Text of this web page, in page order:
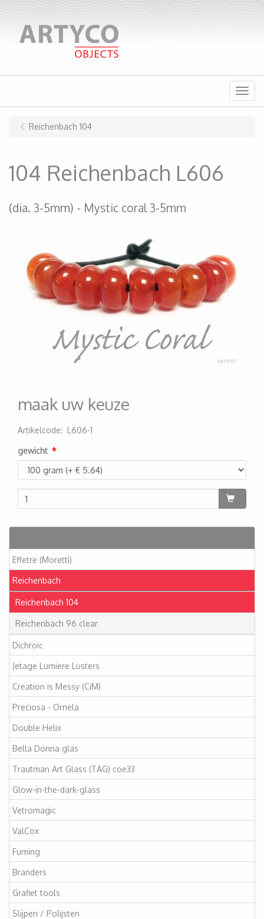
Menu
Effetre (Moretti)
Reichenbach
Reichenbach 104
Reichenbach 96 clear
Dichroic
Jetage Lumiere Lusters
Creation is Messy (CiM)
Preciosa - Ornela
Double Helix
Bella Donna glas
Trautman Art Glass (TAG) coe33
Glow-in-the-dark-glass
Vetromagic
ValCox
Fuming
Branders
Grafiet tools
Slijpen / Polijsten
Reichenbach 104
104 Reichenbach L606
(dia. 3-5mm) Mystic coral 3-5mm
maak uw keuze
Artikelcode: L606-1
gewicht